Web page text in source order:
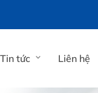
Tin tức Liên hệ